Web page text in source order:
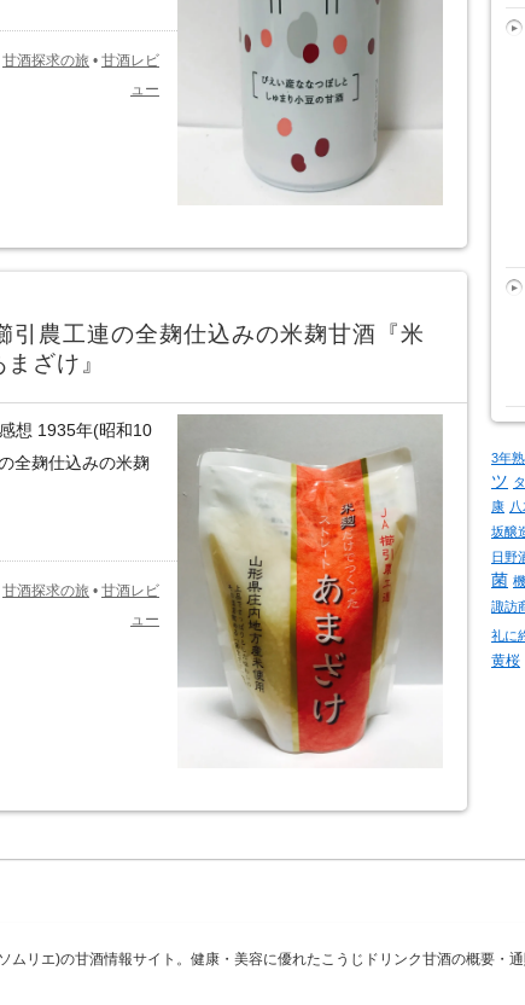
甘酒探求の旅 • 甘酒レビ
ュー
農工連の全麹仕込みの米麹甘酒『米
ざけ』
想 1935年(昭和10
全麹仕込みの米麹
甘酒探求の旅 • 甘酒レビ
ュー
3年
ツ
康
坂醸
日野
菌
諏訪
礼に
黄桜
リエ)の甘酒情報サイト。健康・美容に優れたこうじドリンク甘酒の概要・通